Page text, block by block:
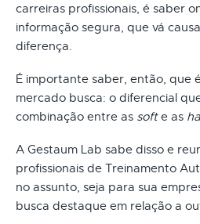
carreiras profissionais, é saber
informação segura, que vá
diferença.
É importante saber, então, que
mercado busca: o diferencial
combinação entre as softe as
A Gestaum Lab sabe disso e
profissionais de Treinamento
no assunto, seja para sua
busca destaque em relação a